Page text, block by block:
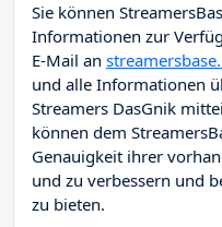
Sie können
Informationen zur
E-Mail an
und alle Informationen
Streamers DasGnik
können dem
Genauigkeit ihrer
und zu verbessern und
zu bieten.